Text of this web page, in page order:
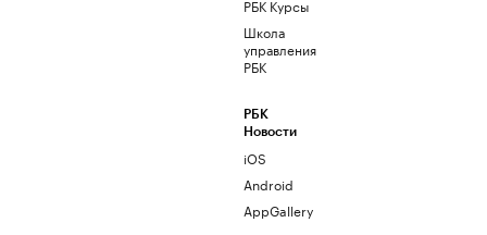
РБК Курсы
Школа
управления
РБК
РБК
Новости
iOS
Android
AppGallery